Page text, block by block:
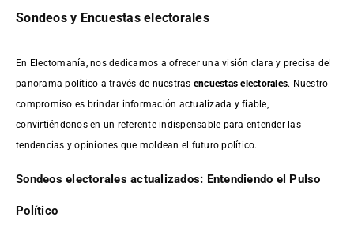
Sondeos y Encuestas electorales
En Electomanía, nos dedicamos a ofrecer una visión clara y precisa del
panorama político a través de nuestras encuestas electorales. Nuestro
compromiso es brindar información actualizada y fiable,
convirtiéndonos en un referente indispensable para entender las
tendencias y opiniones que moldean el futuro político.
Sondeos electorales actualizados: Entendiendo el Pulso
Político